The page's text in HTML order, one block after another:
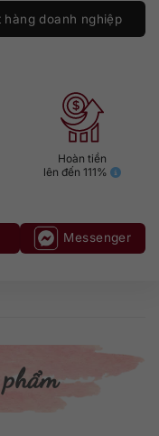
hàng doanh nghiệp
Hoàn tiền
lên đến 111%
Messenger